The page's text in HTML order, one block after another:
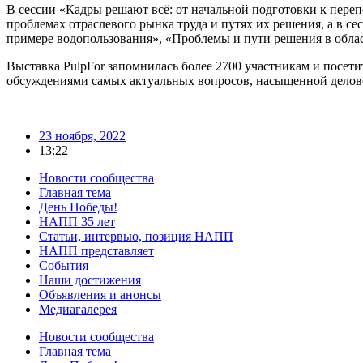
В сессии «Кадры решают всё: от начальной подготовки к
проблемах отраслевого рынка труда и путях их решения, а в
примере водопользования», «Проблемы и пути решения в
Выставка PulpFor запомнилась более 2700 участникам и
обсуждениями самых актуальных вопросов, насыщенной
23 ноября, 2022
13:22
Новости сообщества
Главная тема
День Победы!
НАПП 35 лет
Статьи, интервью, позиция НАПП
НАПП представляет
События
Наши достижения
Объявления и анонсы
Медиагалерея
Новости сообщества
Главная тема